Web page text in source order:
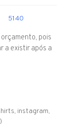
5140
pois
a existir após a
instagram,